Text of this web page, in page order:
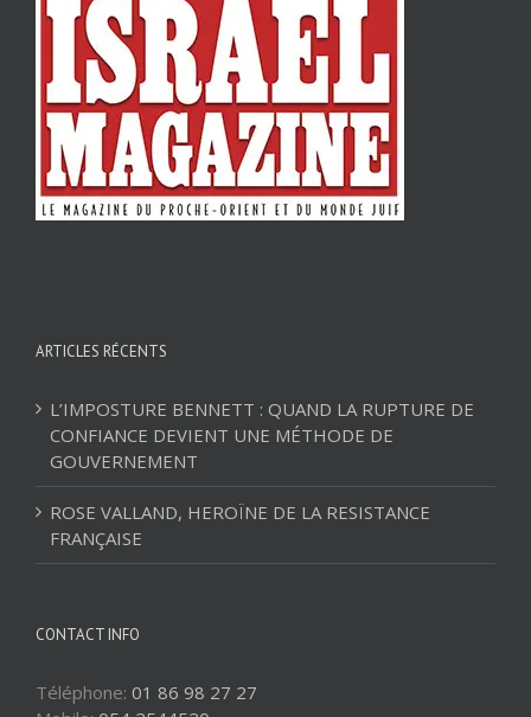
ARTICLES RÉCENTS
L’IMPOSTURE BENNETT : QUAND LA RUPTURE DE
CONFIANCE DEVIENT UNE MÉTHODE DE
GOUVERNEMENT
ROSE VALLAND, HEROÏNE DE LA RESISTANCE
FRANÇAISE
CONTACT INFO
Téléphone: 01 86 98 27 27